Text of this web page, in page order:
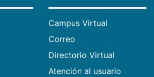
Campus Virtual
Correo
Directorio Virtual
Atención al usuario